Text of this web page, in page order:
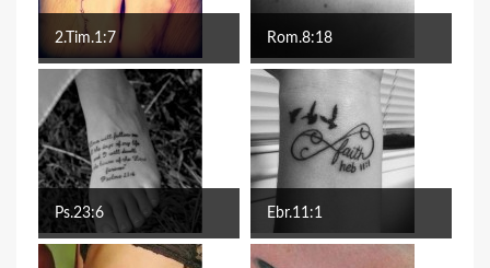
2.Tim.1:7 Rom.8:18
Ps.23:6 Ebr.11:1